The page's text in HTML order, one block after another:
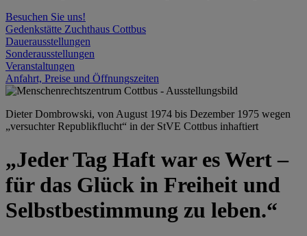
Besuchen Sie uns!
Gedenkstätte Zuchthaus Cottbus
Dauerausstellungen
Sonderausstellungen
Veranstaltungen
Anfahrt, Preise und Öffnungszeiten
Dieter Dombrowski, von August 1974 bis Dezember 1975 wegen
„versuchter Republikflucht“ in der StVE Cottbus inhaftiert
„Jeder Tag Haft war es Wert –
für das Glück in Freiheit und
Selbstbestimmung zu leben.“